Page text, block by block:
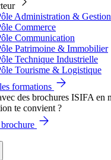
Administration & Gestion
Commerce
Communication
Patrimoine & Immobilier
Technique Industrielle
Tourisme & Logistique
formations
te convient ?